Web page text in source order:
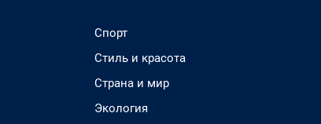
Спорт
Стиль и красота
Страна и мир
Экология